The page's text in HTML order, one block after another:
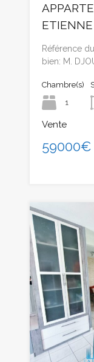
ETIENNE
Référence
bien: M.
Chambre(s)
1
Vente
59000€